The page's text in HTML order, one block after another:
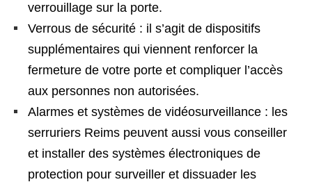
verrouillage sur la porte.
Verrous de sécurité : il s’agit de dispositifs
supplémentaires qui viennent renforcer la
fermeture de votre porte et compliquer l’accès
aux personnes non autorisées.
Alarmes et systèmes de vidéosurveillance : les
serruriers Reims peuvent aussi vous conseiller
et installer des systèmes électroniques de
protection pour surveiller et dissuader les